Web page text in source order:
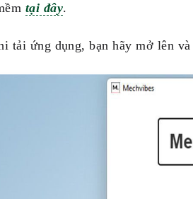
tại đây.
tải ứng dụng, bạn hãy mở lên